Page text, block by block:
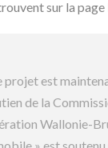
sur la page
projet est
de la
Wallonie-